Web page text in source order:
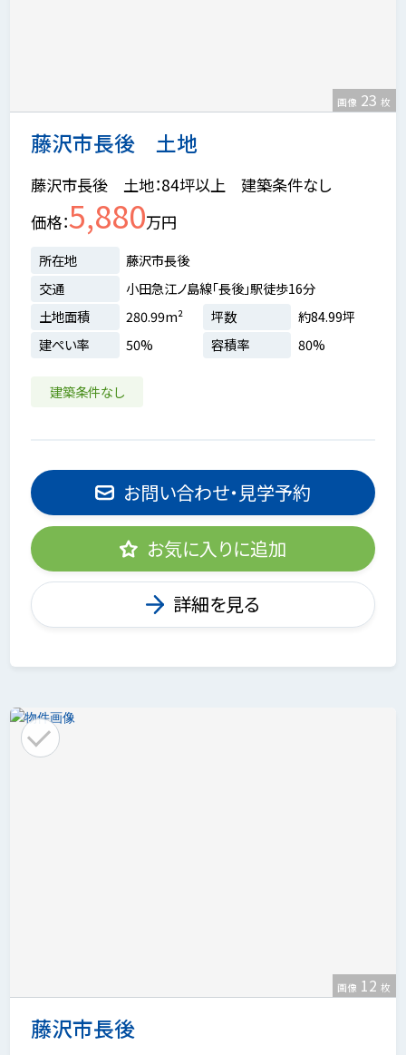
藤沢市長後 土地
画像 23 枚
藤沢市長後 土地：84坪以上 建築条件なし
価格 5,880万円
所在地
藤沢市長後
交通
小田急江ノ島線「長後」駅徒歩16分
土地面積
280.99m² 坪数
約84.99坪
建ぺい率
50% 容積率 80%
建築条件なし
お問い合わせ・見学予約
お気に入りに追加
詳細を見る
藤沢市長後
画像 12 枚